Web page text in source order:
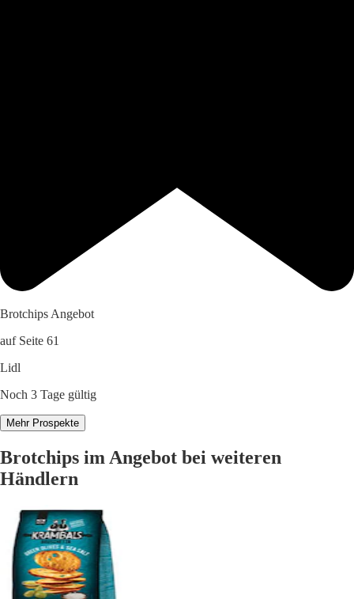
Brotchips Angebot
auf Seite 61
Lidl
Noch 3 Tage gültig
Mehr Prospekte
Brotchips im Angebot bei weiteren
Händlern